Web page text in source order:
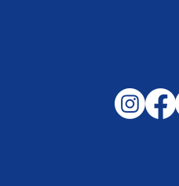
Gemeinsam auf